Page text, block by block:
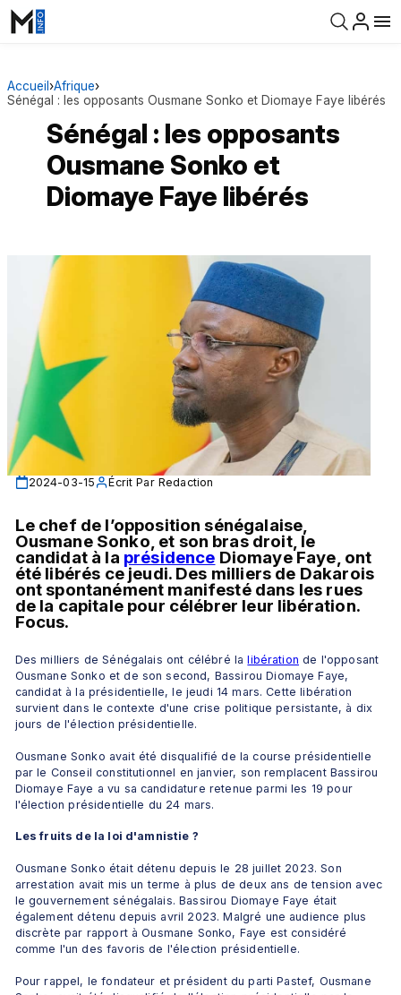
Accueil ›Afrique›
Sénégal : les opposants Ousmane Sonko et Diomaye Faye libérés
Sénégal : les opposants
Ousmane Sonko et
Diomaye Faye libérés
2024-03-15 Écrit Par Redaction
Le chef de l’opposition sénégalaise,
Ousmane Sonko, et son bras droit, le
candidat à la présidence Diomaye Faye, ont
été libérés ce jeudi. Des milliers de Dakarois
ont spontanément manifesté dans les rues
de la capitale pour célébrer leur libération.
Focus.
Des milliers de Sénégalais ont célébré la libération de l'opposant
Ousmane Sonko et de son second, Bassirou Diomaye Faye,
candidat à la présidentielle, le jeudi 14 mars. Cette libération
survient dans le contexte d'une crise politique persistante, à dix
jours de l'élection présidentielle.
Ousmane Sonko avait été disqualifié de la course présidentielle
par le Conseil constitutionnel en janvier, son remplacent Bassirou
Diomaye Faye a vu sa candidature retenue parmi les 19 pour
l'élection présidentielle du 24 mars.
Les fruits de la loi d'amnistie ?
Ousmane Sonko était détenu depuis le 28 juillet 2023. Son
arrestation avait mis un terme à plus de deux ans de tension avec
le gouvernement sénégalais. Bassirou Diomaye Faye était
également détenu depuis avril 2023. Malgré une audience plus
discrète par rapport à Ousmane Sonko, Faye est considéré
comme l'un des favoris de l'élection présidentielle.
Pour rappel, le fondateur et président du parti Pastef, Ousmane